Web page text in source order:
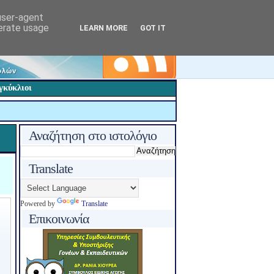
Αναζήτηση στο ιστολόγιο
Translate
Powered by Translate
Επικοινωνία
agent
usage
LEARN MORE GOT IT